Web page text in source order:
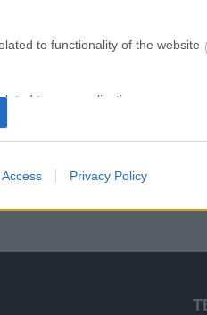
to functionality of the website
to personalization.
to security, including
Privacy Policy